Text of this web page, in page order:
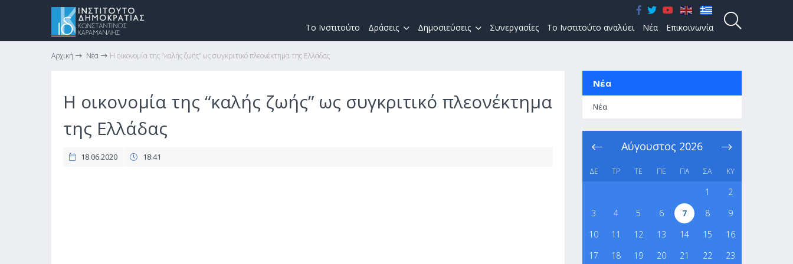
Το Ινστιτούτο Δράσεις Δημοσιεύσεις Συνεργασίες Το Ινστιτούτο αναλύει Νέα Επικοινωνία
Αρχική Νέα Η οικονομία της “καλής ζωής” ως συγκριτικό πλεονέκτημα της Ελλάδας
Η οικονομία της “καλής ζωής” ως συγκριτικό πλεονέκτημα
της Ελλάδας
18.06.2020 18:41
Νέα
Νέα
Αύγουστος 2026
ΔΕ ΤΡ ΤΕ ΠΕ ΠΑ ΣΑ ΚΥ
1
2
3
4 5 6 7 8
9
10
11 12 13 14 15
16
17
18 19 20 21 22
23